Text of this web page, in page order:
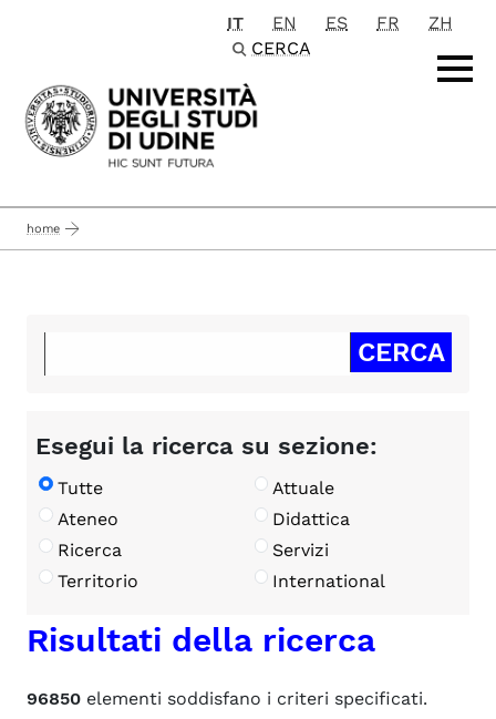
Passa al contenuto principale
IT EN ES FR
ZH
CERCA
home
Esegui la ricerca su sezione:
Tutte
Attuale
Ateneo
Didattica
Ricerca
Servizi
Territorio
International
Risultati della ricerca
96850 elementi soddisfano i criteri specificati.